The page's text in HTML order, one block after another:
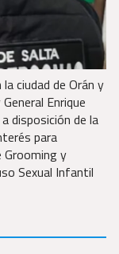
ciudad de Orán y
Enrique
disposición de la
para
Grooming y
Sexual Infantil